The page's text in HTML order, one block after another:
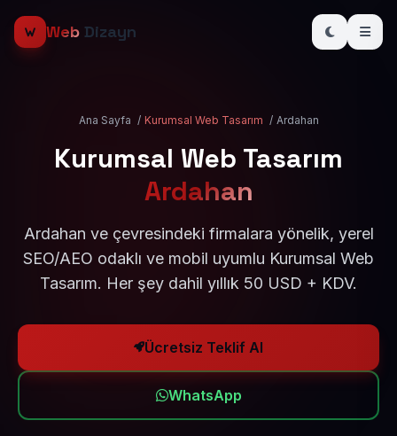
Web Dizayn
Ana Sayfa / Kurumsal Web Tasarım / Ardahan
Kurumsal Web Tasarım
Ardahan
Ardahan ve çevresindeki firmalara yönelik, yerel
SEO/AEO odaklı ve mobil uyumlu Kurumsal Web
Tasarım. Her şey dahil yıllık 50 USD + KDV.
Ücretsiz Teklif Al
WhatsApp